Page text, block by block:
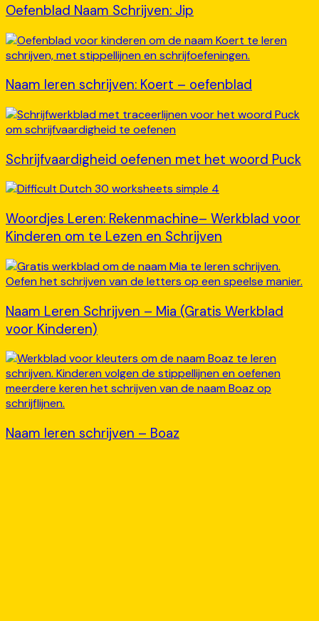
Oefenblad Naam Schrijven: Jip
Naam leren schrijven: Koert – oefenblad
Schrijfvaardigheid oefenen met het woord Puck
Woordjes Leren: Rekenmachine– Werkblad voor
Kinderen om te Lezen en Schrijven
Naam Leren Schrijven – Mia (Gratis Werkblad
voor Kinderen)
Naam leren schrijven – Boaz